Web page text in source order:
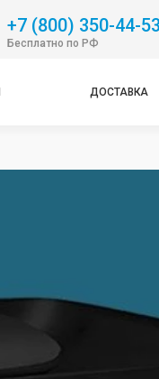
+7 (800) 350-44-53
Бесплатно по РФ
ДОСТАВКА